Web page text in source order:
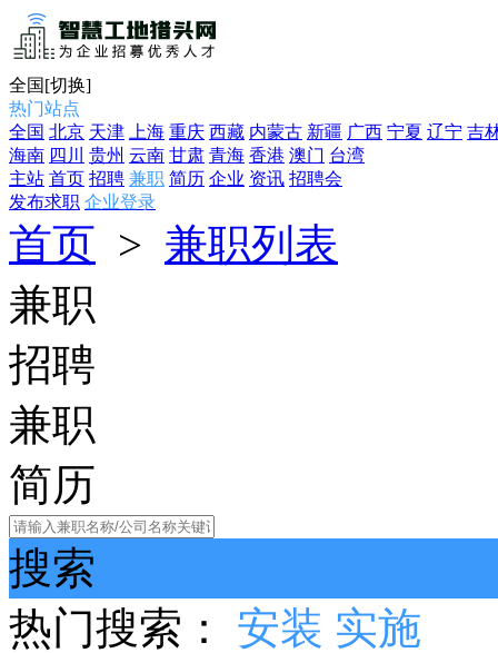
全国[切换]
热门站点
全国 北京 天津 上海 重庆 西藏 内蒙古 新疆 广西 宁夏 辽宁 吉
海南 四川 贵州 云南 甘肃 青海 香港 澳门 台湾
主站 首页 招聘 兼职 简历 企业 资讯 招聘会
发布求职 企业登录
首页 > 兼职列表
兼职
招聘
兼职
简历
搜索
热门搜索：
安装 实施